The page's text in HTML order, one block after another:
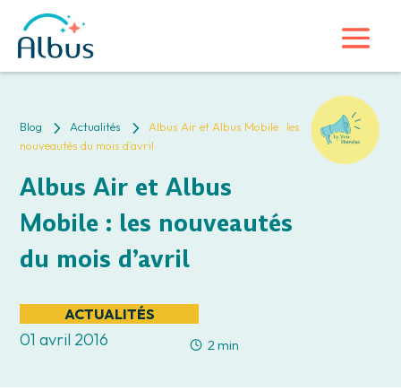
Blog 5 Actualités 5
Albus Air et Albus Mobile : les
nouveautés du mois d’avril
Albus Air et Albus
Mobile : les nouveautés
du mois d’avril
ACTUALITÉS
01 avril 2016 2 min